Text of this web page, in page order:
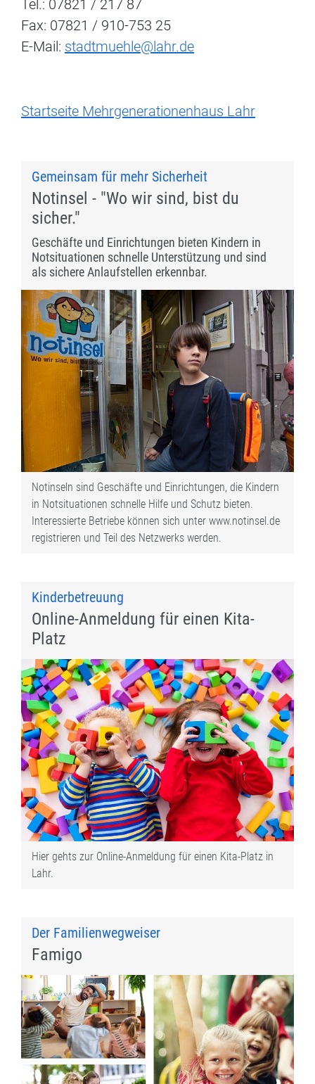
Tel.: 07821 / 217 87
Fax: 07821 / 910-753 25
E-Mail: stadtmuehle@lahr.de
Startseite Mehrgenerationenhaus Lahr
Gemeinsam für mehr Sicherheit
Notinsel - "Wo wir sind, bist du
sicher."
Geschäfte und Einrichtungen bieten Kindern in
Notsituationen schnelle Unterstützung und sind
als sichere Anlaufstellen erkennbar.
Notinseln sind Geschäfte und Einrichtungen, die Kindern
in Notsituationen schnelle Hilfe und Schutz bieten.
Interessierte Betriebe können sich unter www.notinsel.de
registrieren und Teil des Netzwerks werden.
Kinderbetreuung
Online-Anmeldung für einen Kita-
Platz
Hier gehts zur Online-Anmeldung für einen Kita-Platz in
Lahr.
Der Familienwegweiser
Famigo